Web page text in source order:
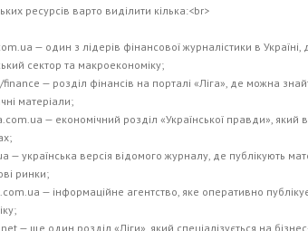
ресурсів варто виділити кілька:<br>
— один з лідерів фінансової журналістики в
сектор та макроекономіку;
— розділ фінансів на порталі «Ліга», де можна
матеріали;
— економічний розділ «Української правди», який
— українська версія відомого журналу, де публікують
ринки;
— інформаційне агентство, яке оперативно
— ще один розділ «Ліги», який спеціалізується на